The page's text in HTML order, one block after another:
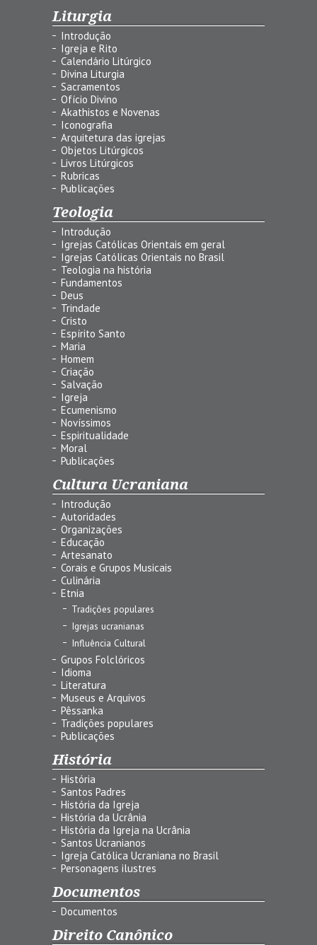
Liturgia
Introdução
Igreja e Rito
Calendário Litúrgico
Divina Liturgia
Sacramentos
Ofício Divino
Akathistos e Novenas
Iconografia
Arquitetura das igrejas
Objetos Litúrgicos
Livros Litúrgicos
Rubricas
Publicações
Teologia
Introdução
Igrejas Católicas Orientais em geral
Igrejas Católicas Orientais no Brasil
Teologia na história
Fundamentos
Deus
Trindade
Cristo
Espírito Santo
Maria
Homem
Criação
Salvação
Igreja
Ecumenismo
Novíssimos
Espiritualidade
Moral
Publicações
Cultura Ucraniana
Introdução
Autoridades
Organizações
Educação
Artesanato
Corais e Grupos Musicais
Culinária
Etnia
Tradições populares
Igrejas ucranianas
Influência Cultural
Grupos Folclóricos
Idioma
Literatura
Museus e Arquivos
Pêssanka
Tradições populares
Publicações
História
História
Santos Padres
História da Igreja
História da Ucrânia
História da Igreja na Ucrânia
Santos Ucranianos
Igreja Católica Ucraniana no Brasil
Personagens ilustres
Documentos
Documentos
Direito Canônico